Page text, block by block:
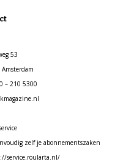
53
Amsterdam
– 210 5300
zelf je abonnementszaken
service.roularta.nl/